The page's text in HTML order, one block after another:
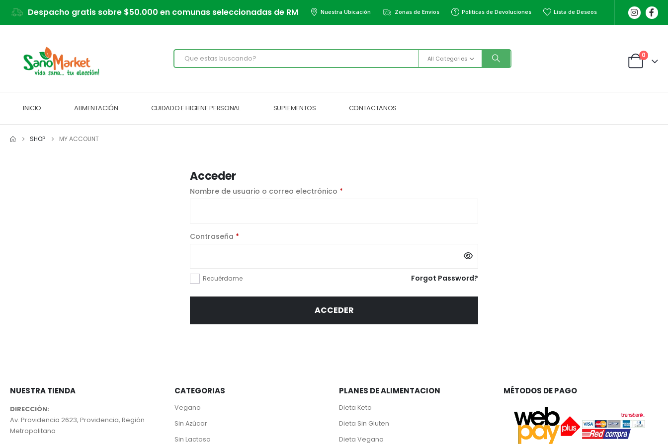
Despacho gratis sobre $50.000 en comunas seleccionadas de RM Nuestra Ubicación Zonas de Envios Politicas de Devoluciones Lista de Deseos
All Categories 0
INICIO ALIMENTACIÓN CUIDADO E HIGIENE PERSONAL SUPLEMENTOS CONTACTANOS
SHOP MY ACCOUNT
Acceder
Nombre de usuario o correo electrónico *
Contraseña *
Recuérdame Forgot Password?
ACCEDER
NUESTRA TIENDA
DIRECCIÓN:
Av. Providencia 2623, Providencia, Región
Metropolitana
CATEGORIAS
Vegano
Sin Azúcar
Sin Lactosa
PLANES DE ALIMENTACION
Dieta Keto
Dieta Sin Gluten
Dieta Vegana
MÉTODOS DE PAGO